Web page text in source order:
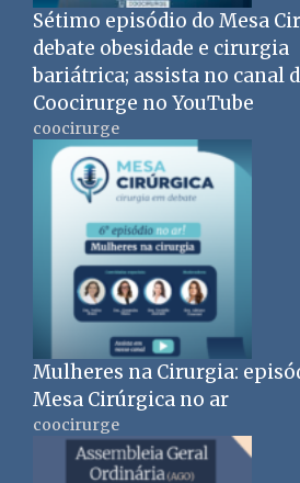
Sétimo episódio do Mesa
debate obesidade e cirurgia
bariátrica; assista no canal
Coocirurge no YouTube
coocirurge
Mulheres na Cirurgia:
Mesa Cirúrgica no ar
coocirurge